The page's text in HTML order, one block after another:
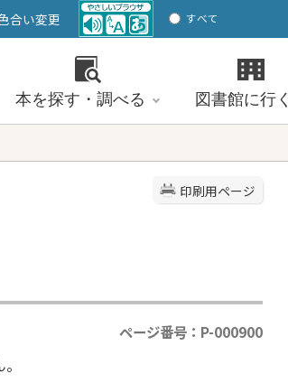
合い変更
すべて
ページ
本を探す・調べる 図書館に行く
印刷用ページ
ページ番号：P-000900